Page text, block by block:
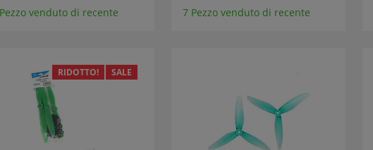
venduto di recente 7 Pezzo venduto di recente
RIDOTTO! SALE